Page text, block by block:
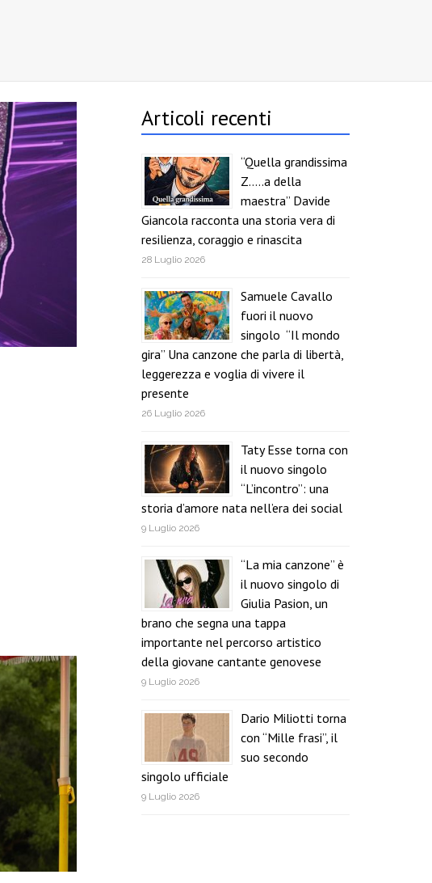
Articoli recenti
“Quella grandissima
Z…..a della
maestra” Davide
Giancola racconta una storia vera di
resilienza, coraggio e rinascita
28 Luglio 2026
Samuele Cavallo
fuori il nuovo
singolo “Il mondo
gira” Una canzone che parla di libertà,
leggerezza e voglia di vivere il
presente
26 Luglio 2026
Taty Esse torna con
il nuovo singolo
“L’incontro”: una
storia d’amore nata nell’era dei social
9 Luglio 2026
“La mia canzone” è
il nuovo singolo di
Giulia Pasion, un
brano che segna una tappa
importante nel percorso artistico
della giovane cantante genovese
9 Luglio 2026
Dario Miliotti torna
con “Mille frasi”, il
suo secondo
singolo ufficiale
9 Luglio 2026